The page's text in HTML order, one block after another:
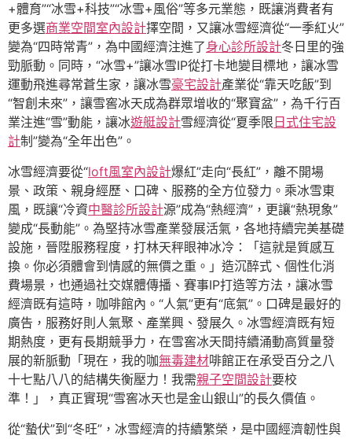
+體育”“冰雪+科技”“冰雪+風俗”等多元業態，既讓消費者有
更多選商業空間室內設計擇空間，又讓冰雪經濟從“一季紅火”
變為“四時常青”，為中國經濟注進了身心診所設計冬日里的強
勁脈動。同時，“冰雪+”讓冰雪IP從打卡地變目標地，讓冰雪
運動飛進尋常蒼生家，讓冰雪豪宅設計產業從“靠天吃飯”到
“智創未來”，讓雪窖冰天成為群眾增收的“聚寶盆”，為千行百
業注進“雪”動能，讓冰遊艇設計雪經濟從“夏季限 日式住宅設
計制”變為“全年出色”。
冰雪經濟要從“loft風室內設計爆紅”走向“長紅”，離不開場
景、政策、親身經歷、口碑、服務的全方位發力。乘冰雪東
風，既讓“冷資中醫診所設計源”成為“熱經濟”，更讓“熱現象”
變成“長動能”。為堅持冰雪產業發展活氣，各地持續完美基礎
設施，晉陞服務程度，打林天秤眼神冰冷：「這就是質感互
換。你必須體會到情感的無價之重。」造沉醉式、個性化消
費場景，也通過社交媒體傳播、賽事IP打造等方法，讓冰雪
經濟既有這時，咖啡館內。“人氣”更有“底氣”。口碑是最好的
廣告，服務好則人氣聚、產業興、發展久。冰雪經濟既有短
期熱度，更有長期競爭力，在雪窖冰天間持續涌動高質量發
展的新脈動「現在，我的咖無毒建材啡館正在承受百分之八
十七點八八的結構失衡壓力！我需親子空間設計要校
準！」，真正實現“雪窖冰天也是金山銀山”的長久價值。
從“蟄伏”到“冬旺”，冰雪經濟的持續繁榮，是中國經濟韌性與